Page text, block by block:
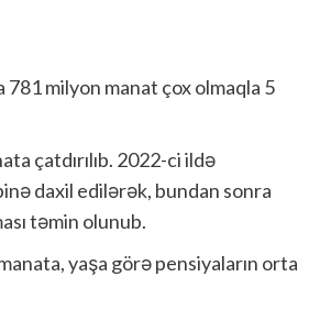
milyon manat çox olmaqla 5
çatdırılıb. 2022-ci ildə
daxil edilərək, bundan sonra
təmin olunub.
yaşa görə pensiyaların orta